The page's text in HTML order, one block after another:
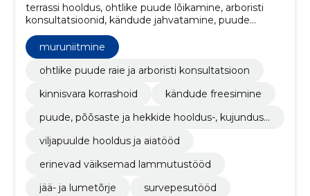
terrassi hooldus, ohtlike puude lõikamine, arboristi
konsultatsioonid, kändude jahvatamine, puude
puhastamine, Lumetõrje, jää tõrjumine,
lammutustööd
muruniitmine
ohtlike puude raie ja arboristi konsultatsioon
kinnisvara korrashoid
kändude freesimine
puude, põõsaste ja hekkide hooldus-, kujundusl
viljapuulde hooldus ja aiatööd
erinevad väiksemad lammutustööd
jää- ja lumetõrje
survepesutööd